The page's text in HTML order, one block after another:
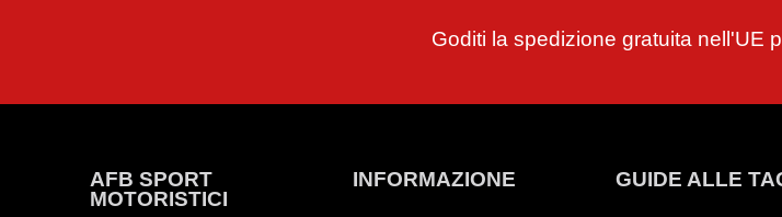
Goditi la spedizione gratuita nell'UE
AFB SPORT
MOTORISTICI
INFORMAZIONE GUIDE ALLE